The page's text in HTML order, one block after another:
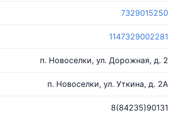
7329015250
1147329002281
п. Новоселки, ул. Дорожная, д. 2
п. Новоселки, ул. Уткина, д. 2А
8(84235)90131